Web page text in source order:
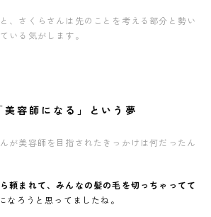
さくらさんは先のことを考える部分と勢い
いる気がします。
美容師になる」という夢
美容師を目指されたきっかけは何だったん
頼まれて、みんなの髪の毛を切っちゃってて
なろうと思ってましたね。